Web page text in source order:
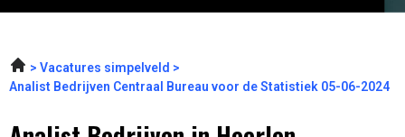
Vacatures simpelveld
Analist Bedrijven Centraal Bureau voor de Statistiek 05-06-2024